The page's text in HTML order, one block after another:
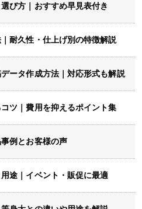
び方｜おすすめ早見表付き
耐久性・仕上げ別の特徴解説
ータ作成方法｜対応形式も解説
ツ｜費用を抑えるポイント集
例とお客様の声
途｜イベント・販促に最適